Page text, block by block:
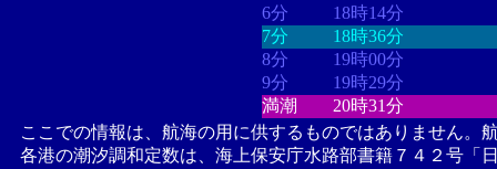
6分
18時14分
7分
18時36分
8分
19時00分
9分
19時29分
満潮
20時31分
ここでの情報は、航海の用に供するものではありません。
各港の潮汐調和定数は、海上保安庁水路部書籍７４２号「